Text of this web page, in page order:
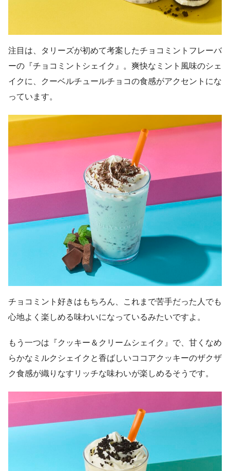
注目は、タリーズが初めて考案したチョコミントフレーバ
ーの『チョコミントシェイク』。爽快なミント風味のシェ
イクに、クーベルチュールチョコの食感がアクセントにな
っています。
チョコミント好きはもちろん、これまで苦手だった人でも
心地よく楽しめる味わいになっているみたいですよ。
もう一つは『クッキー＆クリームシェイク』で、甘くなめ
らかなミルクシェイクと香ばしいココアクッキーのザクザ
ク食感が織りなすリッチな味わいが楽しめるそうです。